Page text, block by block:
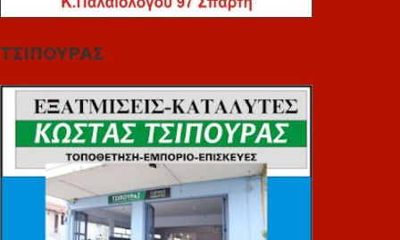
ΤΣΙΠΟΥΡΑΣ